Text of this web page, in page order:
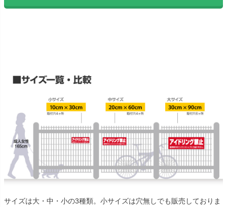
サイズは大・中・小の3種類。小サイズは穴無しでも販売しておりま